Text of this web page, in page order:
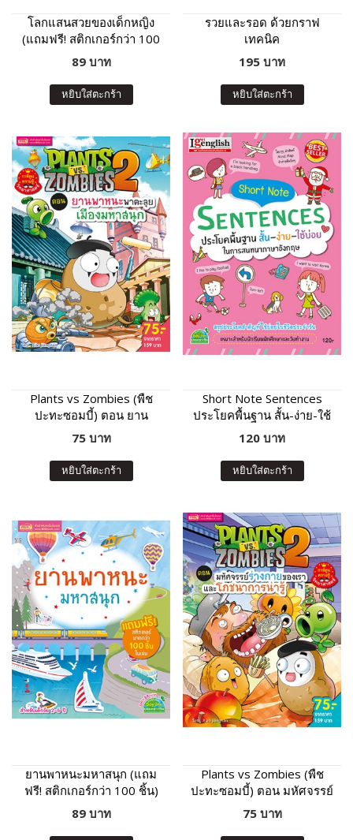
โลกแสนสวยของเด็กหญิง
(แถมฟรี! สติกเกอร์กว่า 100
ชิ้น)
89 บาท
หยิบใส่ตะกร้า
รวยและรอด ด้วยกราฟ
เทคนิค
195 บาท
หยิบใส่ตะกร้า
Plants vs Zombies (พืช
ปะทะซอมบี้) ตอน ยาน
พาหนะพาตะลุย เมืองมหา
สนุก
75 บาท
หยิบใส่ตะกร้า
Short Note Sentences
ประโยคพื้นฐาน สั้น-ง่าย-ใช้
บ่อย
120 บาท
หยิบใส่ตะกร้า
ยานพาหนะมหาสนุก (แถม
ฟรี! สติกเกอร์กว่า 100 ชิ้น)
89 บาท
Plants vs Zombies (พืช
ปะทะซอมบี้) ตอน มหัศจรรย์
ร่างกายของเรา และ
75 บาท